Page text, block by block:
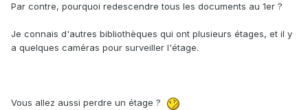
Par contre, pourquoi redescendre tous les documents au 1er ?
Je connais d'autres bibliothèques qui ont plusieurs étages, et il y
a quelques caméras pour surveiller l'étage.
Vous allez aussi perdre un étage ?